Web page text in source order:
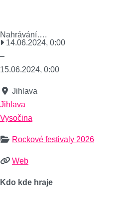
Nahrávání….
14.06.2024, 0:00
–
15.06.2024, 0:00
Jihlava
Jihlava
Vysočina
Rockové festivaly 2026
Web
Kdo kde hraje